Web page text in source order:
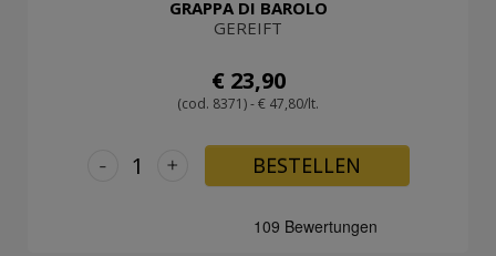
GRAPPA DI BAROLO
GEREIFT
€ 23,90
(cod. 8371) - € 47,80/lt.
+
- BESTELLEN